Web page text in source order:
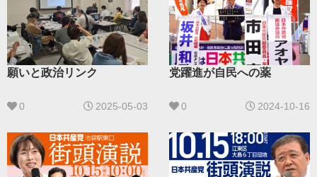
願いと政治リンク
0 2025-05-03
党躍進が自民への薬
0 2024-10-16